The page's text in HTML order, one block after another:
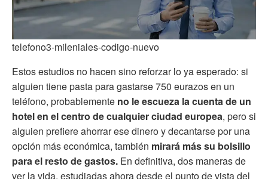
telefono3-mileniales-codigo-nuevo
Estos estudios no hacen sino reforzar lo ya esperado: si
alguien tiene pasta para gastarse 750 eurazos en un
teléfono, probablemente no le escueza la cuenta de un
hotel en el centro de cualquier ciudad europea, pero si
alguien prefiere ahorrar ese dinero y decantarse por una
opción más económica, también mirará más su bolsillo
para el resto de gastos. En definitiva, dos maneras de
ver la vida, estudiadas ahora desde el punto de vista del